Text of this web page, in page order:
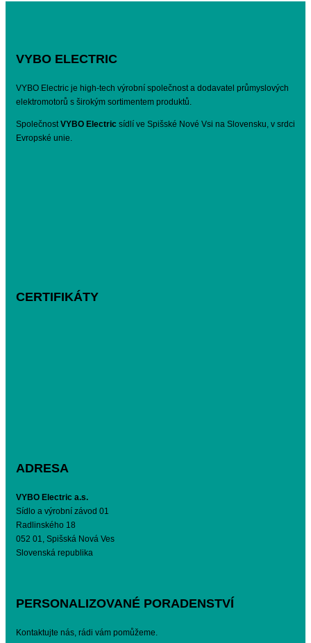
VYBO ELECTRIC
VYBO Electric je high-tech výrobní společnost a dodavatel průmyslových
elektromotorů s širokým sortimentem produktů.
SpolečnostVYBO Electric sídlí ve Spišské Nové Vsi na Slovensku, v srdci
Evropské unie.
CERTIFIKÁTY
ADRESA
VYBO Electric a.s.
Sídlo a výrobní závod 01
Radlinského 18
052 01, Spišská Nová Ves
Slovenská republika
PERSONALIZOVANÉ PORADENSTVÍ
Kontaktujte nás, rádi vám pomůžeme.